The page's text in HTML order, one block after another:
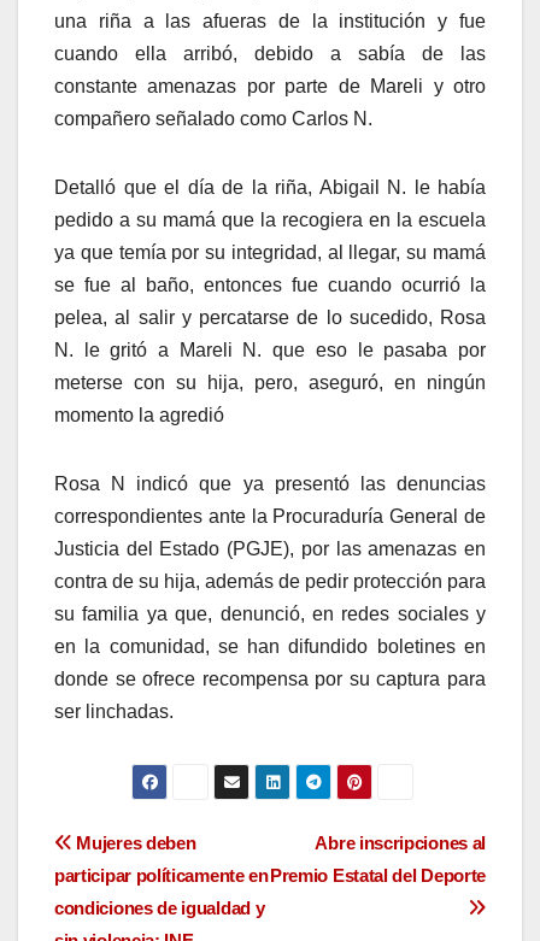
una riña a las afueras de la institución y fue
cuando ella arribó, debido a sabía de las
constante amenazas por parte de Mareli y otro
compañero señalado como Carlos N.
Detalló que el día de la riña, Abigail N. le había
pedido a su mamá que la recogiera en la escuela
ya que temía por su integridad, al llegar, su mamá
se fue al baño, entonces fue cuando ocurrió la
pelea, al salir y percatarse de lo sucedido, Rosa
N. le gritó a Mareli N. que eso le pasaba por
meterse con su hija, pero, aseguró, en ningún
momento la agredió
Rosa N indicó que ya presentó las denuncias
correspondientes ante la Procuraduría General de
Justicia del Estado (PGJE), por las amenazas en
contra de su hija, además de pedir protección para
su familia ya que, denunció, en redes sociales y
en la comunidad, se han difundido boletines en
donde se ofrece recompensa por su captura para
ser linchadas.
Navegación
de
Abre inscripciones al
Premio Estatal del Deporte
Mujeres deben
participar políticamente en
condiciones de igualdad y